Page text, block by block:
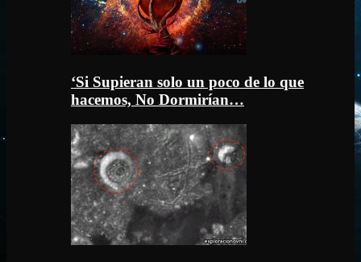
‘Si Supieran solo un poco de lo que
hacemos, No Dormirían…